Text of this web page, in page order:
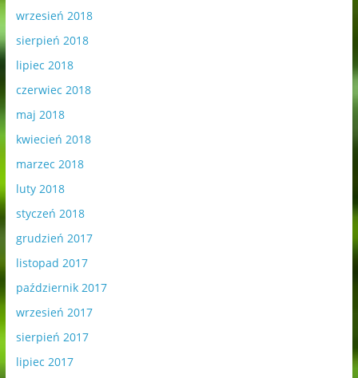
wrzesień 2018
sierpień 2018
lipiec 2018
czerwiec 2018
maj 2018
kwiecień 2018
marzec 2018
luty 2018
styczeń 2018
grudzień 2017
listopad 2017
październik 2017
wrzesień 2017
sierpień 2017
lipiec 2017